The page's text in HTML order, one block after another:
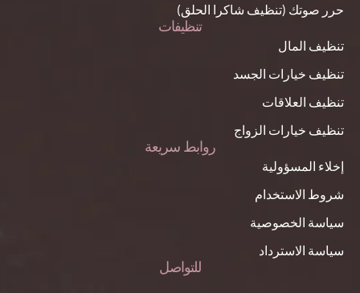
حرر صوتك (تنظيف شاكرا الحلق)
تنظيفات
تنظيف المال
تنظيف خيارات الجسد
تنظيف العلاقات
تنظيف خيارات الزواج
روابط سريعة
إخلاء المسؤولية
شروط الاستخدام
سياسة الخصوصية
سياسة الاسترداد
للتواصل